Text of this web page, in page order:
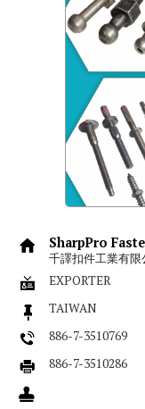
SharpPro
千譯扣件工業有限
EXPORTER
TAIWAN
886-7-3510769
886-7-3510286